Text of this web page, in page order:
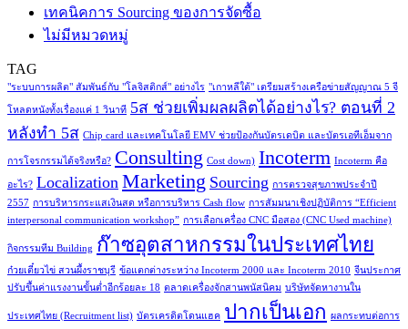
เทคนิคการ Sourcing ของการจัดซื้อ
ไม่มีหมวดหมู่
TAG
"ระบบการผลิต" สัมพันธ์กับ "โลจิสติกส์" อย่างไร "เกาหลีใต้" เตรียมสร้างเครือข่ายสัญญาณ 5 จี
โหลดหนังทั้งเรื่องแค่ 1 วินาที 5ส ช่วยเพิ่มผลผลิตได้อย่างไร? ตอนที่ 2
หลังทำ 5ส Chip card และเทคโนโลยี EMV ช่วยป้องกันบัตรเดบิต และบัตรเอทีเอ็มจาก
การโจรกรรมได้จริงหรือ? Consulting Cost down) Incoterm Incoterm คือ
อะไร? Localization Marketing Sourcing การตรวจสุขภาพประจำปี
2557 การบริหารกระแสเงินสด หรือการบริหาร Cash flow การสัมมนาเชิงปฏิบัติการ “Efficient
interpersonal communication workshop” การเลือกเครื่อง CNC มือสอง (CNC Used machine)
กิจกรรมทีม Building ก๊าซอุตสาหกรรมในประเทศไทย
ก๋วยเตี๋ยวไข่ สวนผึ้งราชบุรี ข้อแตกต่างระหว่าง Incoterm 2000 และ Incoterm 2010 จีนประกาศ
ปรับขึ้นค่าแรงงานขั้นต่ำอีกร้อยละ 18 ตลาดเครื่องจักสานพนัสนิคม บริษัทจัดหางานใน
ประเทศไทย (Recruitment list) บัตรเครดิตโดนแฮค ปากเป็นเอก ผลกระทบต่อการ